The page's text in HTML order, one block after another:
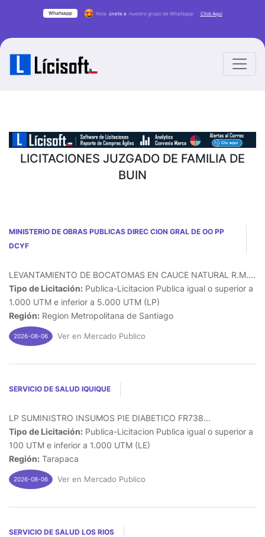
Whatsapp Hola únete a nuestro grupo de Whatsapp Click Aqui
LICITACIONES JUZGADO DE FAMILIA DE
BUIN
MINISTERIO DE OBRAS PUBLICAS DIREC CION GRAL DE OO PP
DCYF
LEVANTAMIENTO DE BOCATOMAS EN CAUCE NATURAL R.M....
Tipo de Licitación: Publica-Licitacion Publica igual o superior a
1.000 UTM e inferior a 5.000 UTM (LP)
Región: Region Metropolitana de Santiago
2026-08-06 Ver en Mercado Publico
SERVICIO DE SALUD IQUIQUE
LP SUMINISTRO INSUMOS PIE DIABETICO FR738...
Tipo de Licitación: Publica-Licitacion Publica igual o superior a
100 UTM e inferior a 1.000 UTM (LE)
Región: Tarapaca
2026-08-06 Ver en Mercado Publico
SERVICIO DE SALUD LOS RIOS